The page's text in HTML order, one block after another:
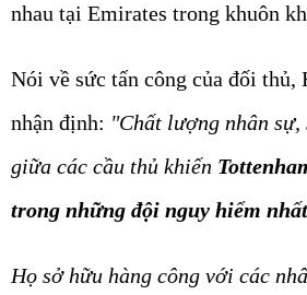
nhau tại Emirates trong khuôn
Nói về sức tấn công của đối
nhận định: "Chất lượng nhân
giữa các cầu thủ khiến
trong những đội nguy hiểm
Họ sở hữu hàng công với các